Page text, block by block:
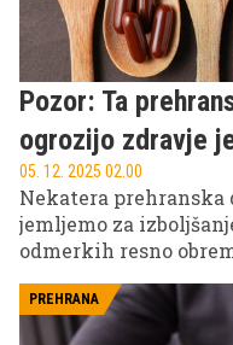
Pozor: Ta
ogrozijo zdravje
05. 12. 2025 02.00
Nekatera
jemljemo za
odmerkih resno
Izpostavljamo šest
na katere morate biti
zdravstvene težave.
PREHRANA